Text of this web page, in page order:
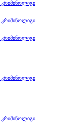
კრიმინოლიგი
კრიმინოლიგი
კრიმინოლიგი
კრიმინოლიგი
კრიმინოლიგი